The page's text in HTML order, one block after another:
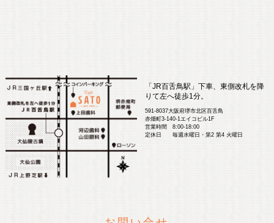
「JR百舌鳥駅」下車、東側改札を降
りて左へ徒歩1分。
591-8037大阪府堺市北区百舌鳥
赤畑町3-140-1エイコビル1F
営業時間 8:00-18:00
定休日 毎週水曜日・第2 第4 火曜日